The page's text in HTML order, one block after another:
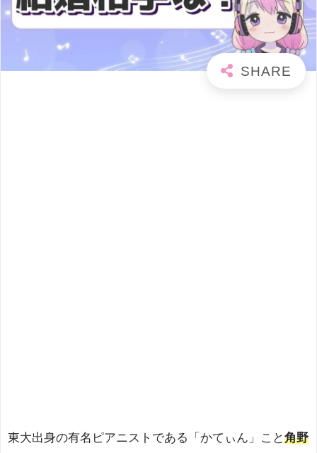
東大出身の有名ピアニストである「かてぃん」こと角野